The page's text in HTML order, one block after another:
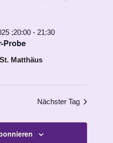
Probe
;20:00 - 21:30
Matthäus
Nächster Tag